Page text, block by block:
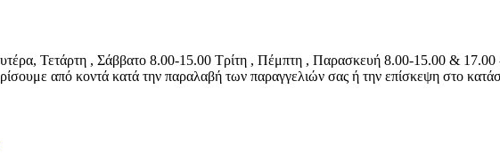
Τετάρτη , Σάββατο 8.00-15.00 Τρίτη , Πέμπτη , Παρασκευή 8.00-15.00 & 17.00
από κοντά κατά την παραλαβή των παραγγελιών σας ή την επίσκεψη στο